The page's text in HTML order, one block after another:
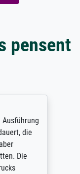
pensent
Ausführung
die
Die